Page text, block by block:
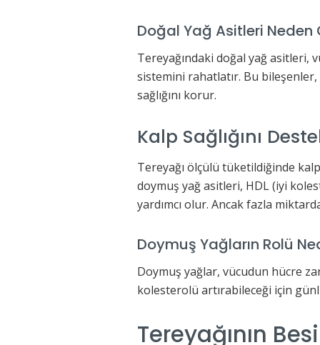
Doğal Yağ Asitleri Neden
Tereyağındaki doğal yağ asitleri,
sistemini rahatlatır. Bu bileşenler,
sağlığını korur.
Kalp Sağlığını
Tereyağı ölçülü tüketildiğinde
doymuş yağ asitleri, HDL (iyi
yardımcı olur. Ancak fazla
Doymuş Yağların Rolü
Doymuş yağlar, vücudun hücre
kolesterolü artırabileceği için
Tereyağının